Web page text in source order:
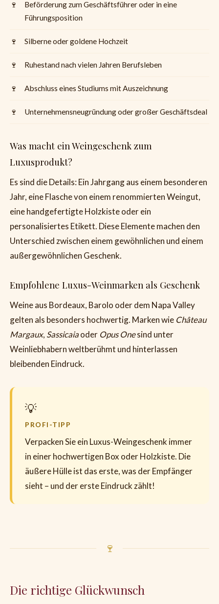
Beförderung zum Geschäftsführer oder in eine
Führungsposition
Silberne oder goldene Hochzeit
Ruhestand nach vielen Jahren Berufsleben
Abschluss eines Studiums mit Auszeichnung
Unternehmensneugründung oder großer Geschäftsdeal
Was macht ein Weingeschenk zum
Luxusprodukt?
Es sind die Details: Ein Jahrgang aus einem besonderen
Jahr, eine Flasche von einem renommierten Weingut,
eine handgefertigte Holzkiste oder ein
personalisiertes Etikett. Diese Elemente machen den
Unterschied zwischen einem gewöhnlichen und einem
außergewöhnlichen Geschenk.
Empfohlene Luxus-Weinmarken als Geschenk
Weine aus Bordeaux, Barolo oder dem Napa Valley
gelten als besonders hochwertig. Marken wie Château
Margaux, Sassicaiaoder Opus Onesind unter
Weinliebhabern weltberühmt und hinterlassen
bleibenden Eindruck.
PROFI-TIPP
Verpacken Sie ein Luxus-Weingeschenk immer
in einer hochwertigen Box oder Holzkiste. Die
äußere Hülle ist das erste, was der Empfänger
sieht – und der erste Eindruck zählt!
🍷
Die richtige Glückwunsch